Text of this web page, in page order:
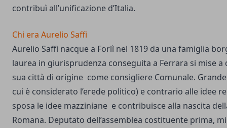
contribuì all’unificazione d’Italia.
Chi era Aurelio Saffi
Aurelio Saffi nacque a Forlì nel 1819 da una famiglia
laurea in giurisprudenza conseguita a Ferrara si mise a
sua città di origine come consigliere Comunale.
cui è considerato l’erede politico) e contrario alle idee
sposa le idee mazziniane e contribuisce alla nascita
Romana. Deputato dell’assemblea costituente prima,